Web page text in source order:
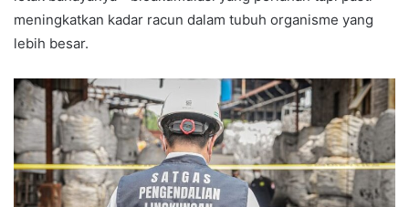
meningkatkan kadar racun dalam tubuh organisme yang
lebih besar.